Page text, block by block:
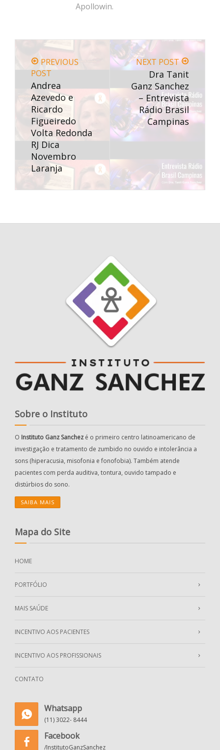
Apollowin.
PREVIOUS
POST
Andrea
Azevedo e
Ricardo
Figueiredo
Volta Redonda
RJ Dica
Novembro
Laranja
NEXT POST
Dra Tanit
Ganz Sanchez
– Entrevista
Rádio Brasil
Campinas
Sobre o Instituto
O Instituto Ganz Sanchez é o primeiro centro latinoamericano de
investigação e tratamento de zumbido no ouvido e intolerância a
sons (hiperacusia, misofonia e fonofobia). Também atende
pacientes com perda auditiva, tontura, ouvido tampado e
distúrbios do sono.
SAIBA MAIS
Mapa do Site
HOME
PORTFÓLIO
MAIS SAÚDE
INCENTIVO AOS PACIENTES
INCENTIVO AOS PROFISSIONAIS
CONTATO
Whatsapp
(11) 3022- 8444
Facebook
/InstitutoGanzSanchez